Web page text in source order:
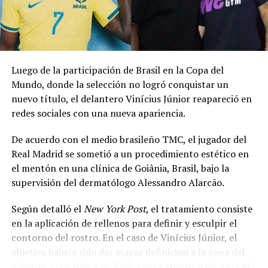
Erling Haaland brought
the ‘viking row’ to
Gianluigi
Donnarumma’s
wedding
pic.twitter.com/HP6MLIDybX
— Sky Sports Premier
League
(@SkySportsPL)July
25, 2026
La celebración también contó con actuaciones
musicales en vivo. Según medios especializados,
Luego de la participación de Brasil en la Copa del
Mundo, donde la selección no logró conquistar un
nuevo título, el delantero Vinícius Júnior reapareció en
redes sociales con una nueva apariencia.
De acuerdo con el medio brasileño TMC, el jugador del
Real Madrid se sometió a un procedimiento estético en
el mentón en una clínica de Goiânia, Brasil, bajo la
supervisión del dermatólogo Alessandro Alarcão.
Según detalló elNew York Post, el tratamiento consiste
en la aplicación de rellenos para definir y esculpir el
contorno del rostro. En el caso de Vinícius Júnior, el
objetivo habría sido dar mayor definición a la zona del